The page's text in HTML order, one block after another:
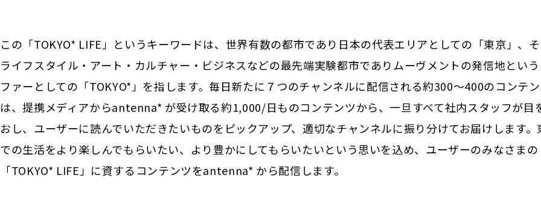
この「TOKYO* LIFE」というキーワードは、世界有数の都市であり日本の代表エリアとしての「東京」、
ライフスタイル・アート・カルチャー・ビジネスなどの最先端実験都市でありムーヴメントの発信地とい
ファーとしての「TOKYO*」を指します。毎日新たに７つのチャンネルに配信される約300～400のコンテ
は、提携メディアからantenna* が受け取る約1,000/日ものコンテンツから、一旦すべて社内スタッフが目
おし、ユーザーに読んでいただきたいものをピックアップ、適切なチャンネルに振り分けてお届けします。
での生活をより楽しんでもらいたい、より豊かにしてもらいたいという思いを込め、ユーザーのみなさまの
「TOKYO* LIFE」に資するコンテンツをantenna* から配信します。